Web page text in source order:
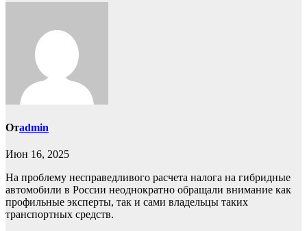
Отadmin
Июн 16, 2025
На проблему несправедливого расчета налога на гибридные
автомобили в России неоднократно обращали внимание как
профильные эксперты, так и сами владельцы таких
транспортных средств.